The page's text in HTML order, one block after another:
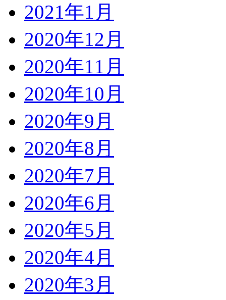
2021年1月
2020年12月
2020年11月
2020年10月
2020年9月
2020年8月
2020年7月
2020年6月
2020年5月
2020年4月
2020年3月